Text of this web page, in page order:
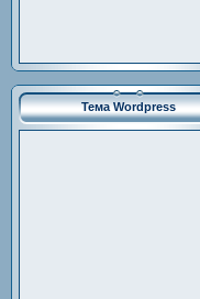
Тема Wordpress